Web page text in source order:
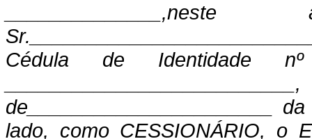
Cédula de Identidade
de______________________
lado, como CESSIONÁRIO, o